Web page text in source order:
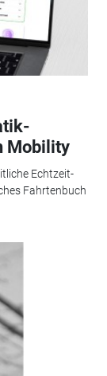
Mobility
Echtzeit-
Fahrtenbuch